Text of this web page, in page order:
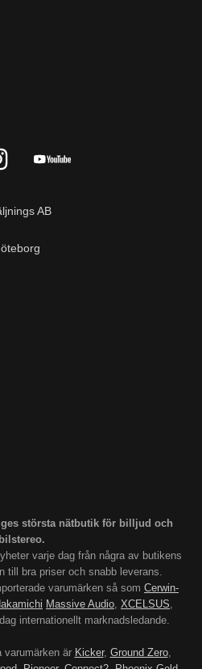
AB
största nätbutik för billjud och
bilstereo.
varje dag från några av butikens
till bra priser och snabb leverans.
varumärken så som Cerwin-
Massive Audio, XCELSUS,
internationellt marknadsledande.
varumärken är Kicker, Ground Zero,